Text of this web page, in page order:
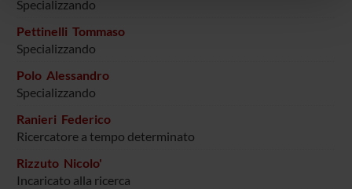
pubblicità e social media, i quali potrebbero combinarle
con altre informazioni che hai fornito loro o che hanno
raccolto dal tuo utilizzo dei loro servizi.
Specializzando
Pettinelli Tommaso
Specializzando
Polo Alessandro
Specializzando
Ranieri Federico
Ricercatore a tempo determinato
Rizzuto Nicolo'
Incaricato alla ricerca